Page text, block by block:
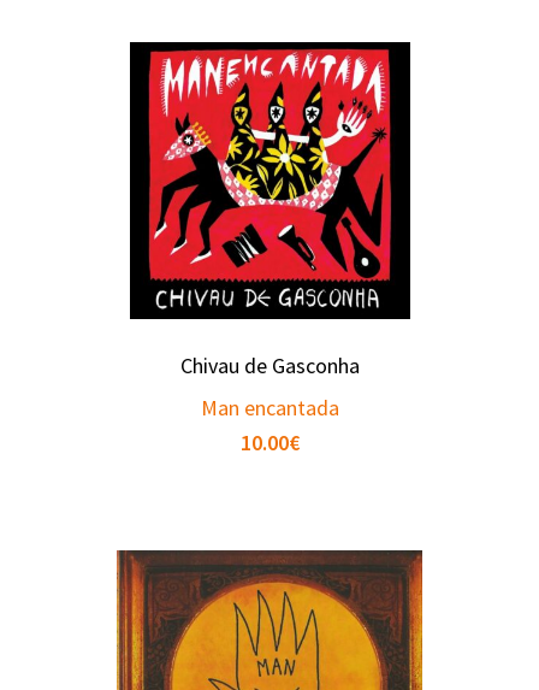
Chivau de Gasconha
Man encantada
10.00€